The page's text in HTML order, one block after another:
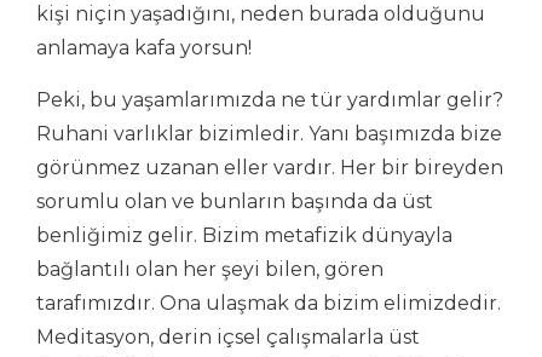
kişi niçin yaşadığını, neden burada olduğunu
anlamaya kafa yorsun!
Peki, bu yaşamlarımızda ne tür yardımlar gelir?
Ruhani varlıklar bizimledir. Yanı başımızda bize
görünmez uzanan eller vardır. Her bir bireyden
sorumlu olan ve bunların başında da üst
benliğimiz gelir. Bizim metafizik dünyayla
bağlantılı olan her şeyi bilen, gören
tarafımızdır. Ona ulaşmak da bizim elimizdedir.
Meditasyon, derin içsel çalışmalarla üst